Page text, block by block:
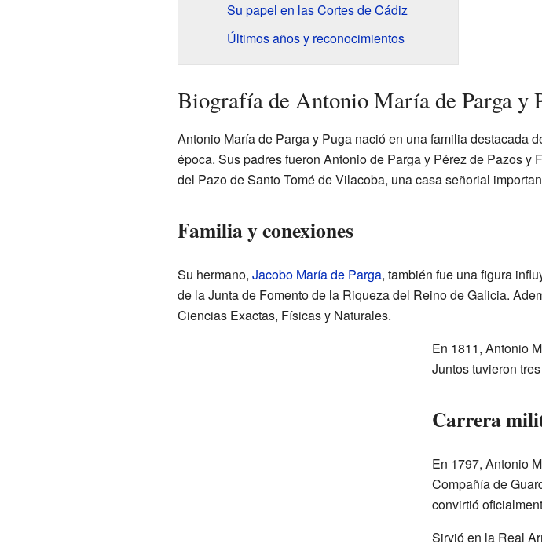
Su papel en las Cortes de Cádiz
Últimos años y reconocimientos
Biografía de Antonio María de Parga y
Antonio María de Parga y Puga nació en una familia destacada
época. Sus padres fueron Antonio de Parga y Pérez de Pazos
del Pazo de Santo Tomé de Vilacoba, una casa señorial
Familia y conexiones
Su hermano, Jacobo María de Parga, también fue una figura
de la Junta de Fomento de la Riqueza del Reino de Galicia.
Ciencias Exactas, Físicas y Naturales.
En 1811, Antonio
Juntos tuvieron
Carrera
En 1797, Antonio
Compañía de
convirtió
Sirvió en la Real